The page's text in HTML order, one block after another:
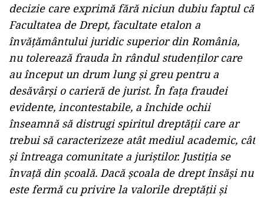
decizie care exprimă fără niciun dubiu faptul că
Facultatea de Drept, facultate etalon a
învăţământului juridic superior din România,
nu tolerează frauda în rândul studenţilor care
au început un drum lung şi greu pentru a
desăvârşi o carieră de jurist. În faţa fraudei
evidente, incontestabile, a închide ochii
înseamnă să distrugi spiritul dreptăţii care ar
trebui să caracterizeze atât mediul academic, cât
şi întreaga comunitate a juriştilor. Justiţia se
învaţă din şcoală. Dacă şcoala de drept însăşi nu
este fermă cu privire la valorile dreptăţii şi